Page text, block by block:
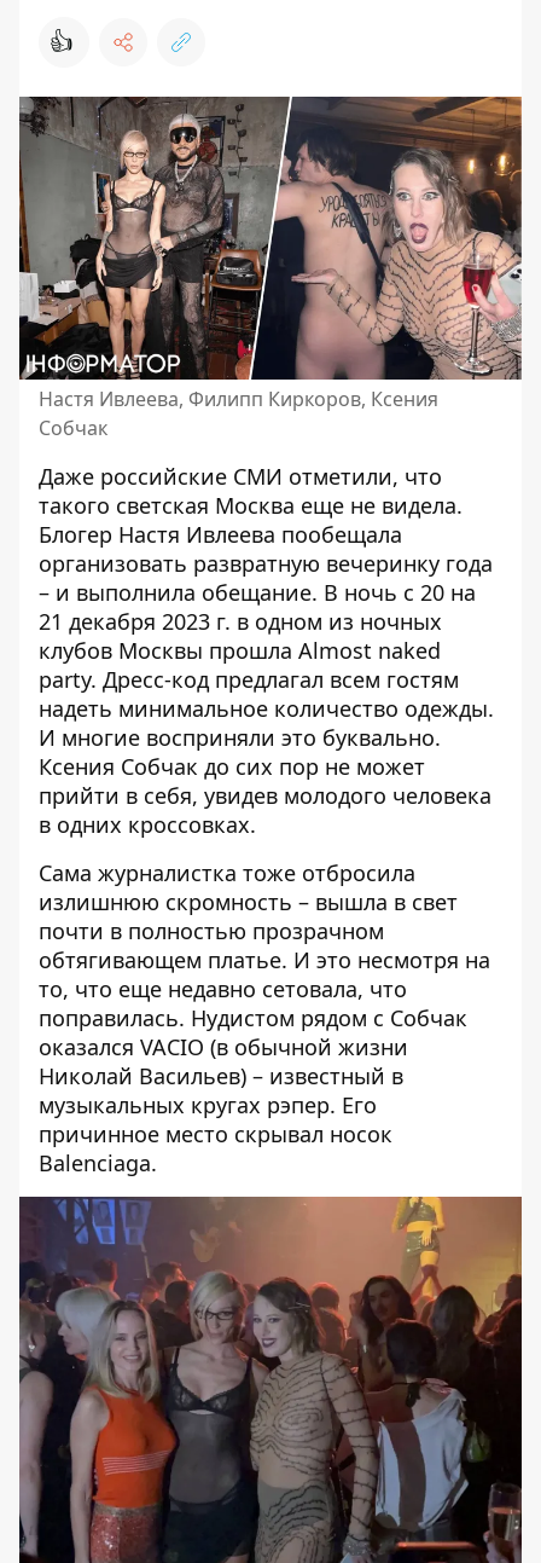
👍
Настя Ивлеева, Филипп Киркоров, Ксения
Собчак
Даже российские СМИ отметили, что
такого светская Москва еще не видела.
Блогер Настя Ивлеева пообещала
организовать развратную вечеринку года
– и выполнила обещание. В ночь с 20 на
21 декабря 2023 г. в одном из ночных
клубов Москвы прошла Almost naked
party. Дресс-код предлагал всем гостям
надеть минимальное количество одежды.
И многие восприняли это буквально.
Ксения Собчак до сих пор не может
прийти в себя, увидев молодого человека
в одних кроссовках.
Сама журналистка тоже отбросила
излишнюю скромность – вышла в свет
почти в полностью прозрачном
обтягивающем платье. И это несмотря на
то, что еще недавно сетовала, что
поправилась. Нудистом рядом с Собчак
оказался VACIO (в обычной жизни
Николай Васильев) – известный в
музыкальных кругах рэпер. Его
причинное место скрывал носок
Balenciaga.